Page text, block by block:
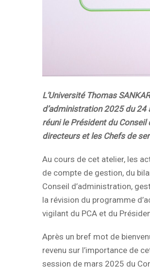
L’Université Thomas
d’administration 2025 du
réuni le Président du
directeurs et les Chefs de
Au cours de cet atelier, les
de compte de gestion, du
Conseil d’administration,
la révision du programme
vigilant du PCA et du
Après un bref mot de
revenu sur l’importance de
session de mars 2025 du